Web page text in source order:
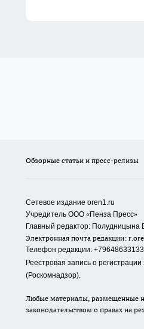
Обзорные статьи и пресс-релизы
Сетевое издание oren1.ru
Учредитель ООО «Пенза Пресс»
Главный редактор: Полудницына
Электронная почта редакции:
Телефон редакции: +79648633133
Реестровая запись о
(Роскомнадзор).
Любые материалы, размещенные
законодательством о правах на